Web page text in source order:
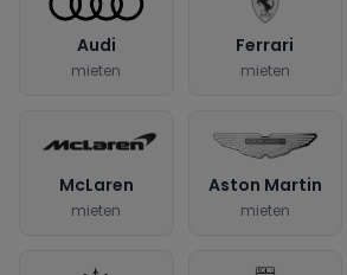
Audi
mieten
Ferrari
mieten
McLaren
mieten
Aston Martin
mieten